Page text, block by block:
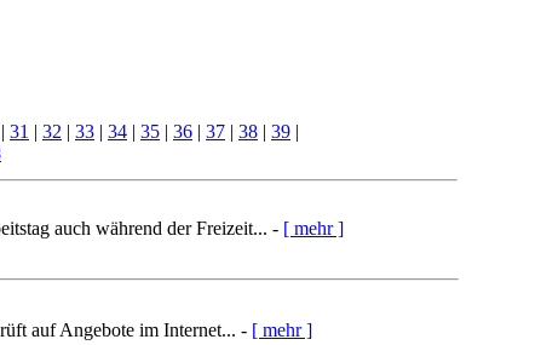
| 31 | 32 | 33 | 34 | 35 | 36 | 37 | 38 | 39 |
auch während der Freizeit... - [ mehr ]
auf Angebote im Internet... - [ mehr ]